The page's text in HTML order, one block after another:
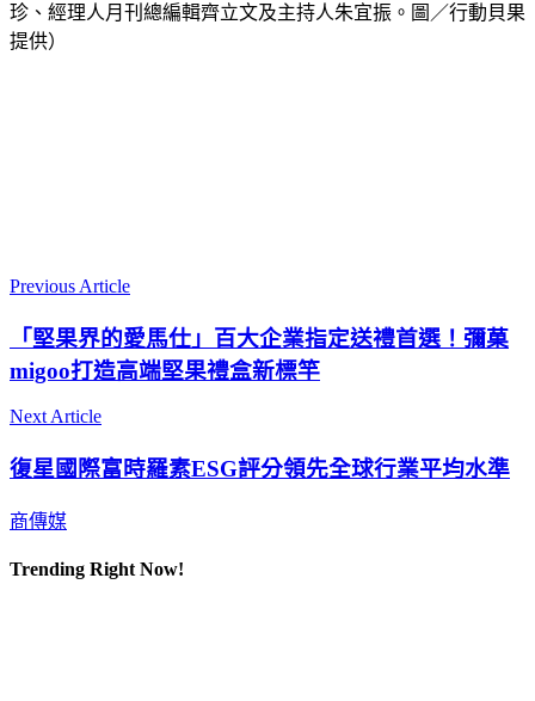
珍、經理人月刊總編輯齊立文及主持人朱宜振。圖／行動貝果
提供）
Previous Article
「堅果界的愛⾺仕」百⼤企業指定送禮⾸選！彌菓
migoo打造⾼端堅果禮盒新標竿
Next Article
復星國際富時羅素ESG評分領先全球行業平均水準
商傳媒
Trending Right Now!